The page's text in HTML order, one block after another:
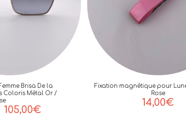
Brisa De la
Coloris Métal Or /
105,00€Le
Fixation magnétique pour
Rose
14,00€